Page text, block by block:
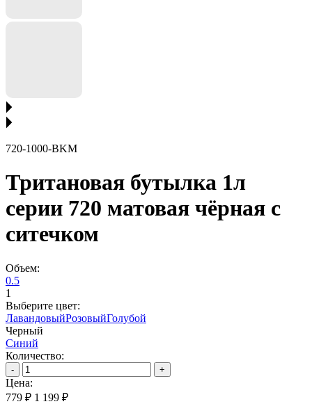
720-1000-BKM
Тритановая бутылка 1л
серии 720 матовая чёрная с
ситечком
Объем:
0.5
1
Выберите цвет:
ЛавандовыйРозовыйГолубой
Черный
Синий
Количество:
- +
Цена:
779 ₽ 1 199 ₽